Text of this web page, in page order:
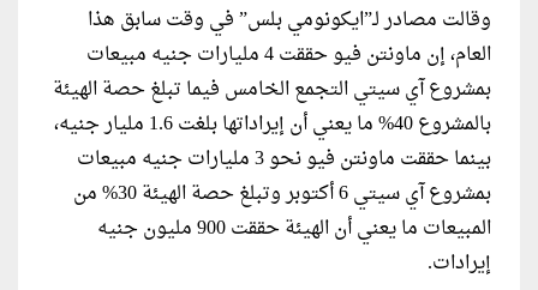
وقالت مصادر لـ”ايكونومي بلس” في وقت سابق هذا
العام، إن ماونتن فيو حققت 4 مليارات جنيه مبيعات
بمشروع آي سيتي التجمع الخامس فيما تبلغ حصة الهيئة
بالمشروع 40% ما يعني أن إيراداتها بلغت 1.6 مليار جنيه،
بينما حققت ماونتن فيو نحو 3 مليارات جنيه مبيعات
بمشروع آي سيتي 6 أكتوبر وتبلغ حصة الهيئة 30% من
المبيعات ما يعني أن الهيئة حققت 900 مليون جنيه
إيرادات.